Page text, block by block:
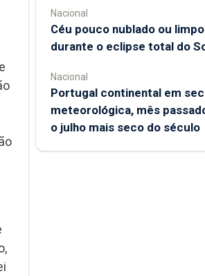
Nacional
Céu pouco nublado ou limpo
durante o eclipse total do
Nacional
Portugal continental em
meteorológica, mês
o julho mais seco do século